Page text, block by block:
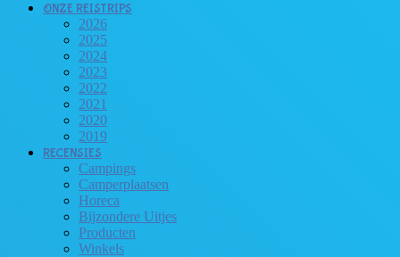
ONZE REISTRIPS
2026
2025
2024
2023
2022
2021
2020
2019
RECENSIES
Campings
Camperplaatsen
Horeca
Bijzondere Uitjes
Producten
Winkels